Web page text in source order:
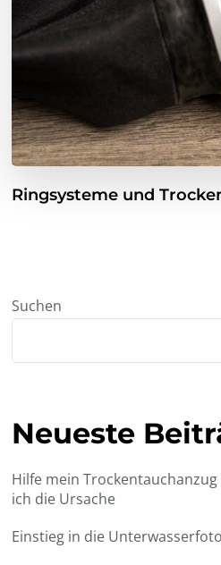
Ringsysteme und
Suchen
Neueste
Hilfe mein
ich die Ursache
Einstieg in die